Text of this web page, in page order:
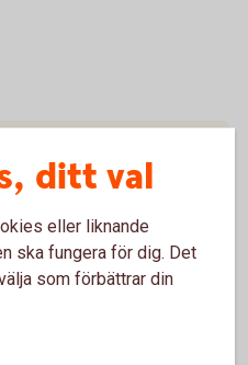
ditt val
eller liknande
ska fungera för dig. Det
som förbättrar din